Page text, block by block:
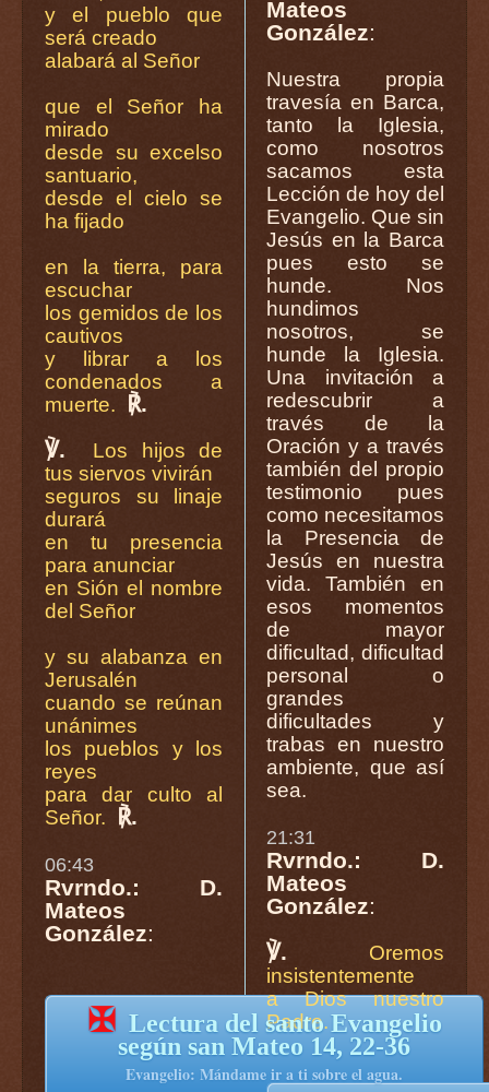
y el pueblo que
será creado
alabará al Señor
que el Señor ha
mirado
desde su excelso
santuario,
desde el cielo se
ha fijado
en la tierra, para
escuchar
los gemidos de los
cautivos
y librar a los
condenados a
muerte.
℟.
℣.
Los hijos de
tus siervos vivirán
seguros su linaje
durará
en tu presencia
para anunciar
en Sión el nombre
del Señor
y su alabanza en
Jerusalén
cuando se reúnan
unánimes
los pueblos y los
reyes
para dar culto al
Señor.
℟.
06:43
Rvrndo.: D.
Mateos
González:
✠ Lectura del santo Evangelio
según san Mateo 14, 22-36
Evangelio: Mándame ir a ti sobre el agua.
Mateos
González:
Nuestra propia
travesía en Barca,
tanto la Iglesia,
como nosotros
sacamos esta
Lección de hoy del
Evangelio. Que sin
Jesús en la Barca
pues esto se
hunde. Nos
hundimos
nosotros, se
hunde la Iglesia.
Una invitación a
redescubrir a
través de la
Oración y a través
también del propio
testimonio pues
como necesitamos
la Presencia de
Jesús en nuestra
vida. También en
esos momentos
de mayor
dificultad, dificultad
personal o
grandes
dificultades y
trabas en nuestro
ambiente, que así
sea.
21:31
Rvrndo.: D.
Mateos
González:
℣.
Oremos
insistentemente
a Dios nuestro
Padre.